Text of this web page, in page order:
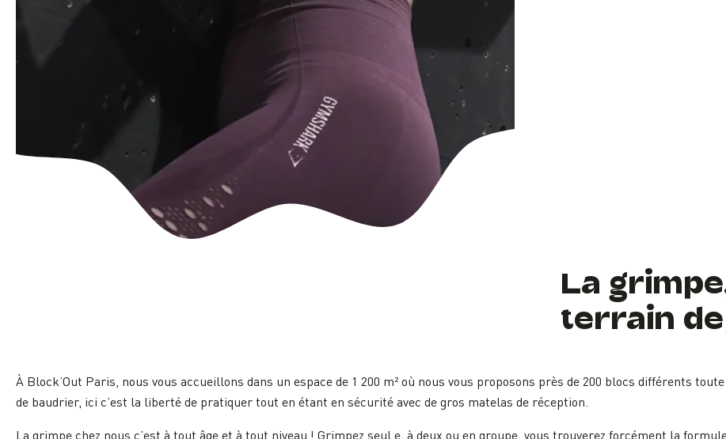
La
terrain
À Block’Out Paris, nous vous accueillons dans un espace de 1 200 m² où nous vous proposons près de 200 blocs différents toute
de baudrier, ici c’est la liberté de pratiquer tout en étant en sécurité avec de gros matelas de réception.
La grimpe chez nous c’est à tout âge et à tout niveau ! Grimpez seul.e, à deux ou en groupe, vous trouverez forcément la